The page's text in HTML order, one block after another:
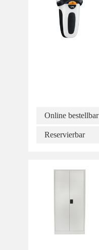
Online bestellbar
Reservierbar